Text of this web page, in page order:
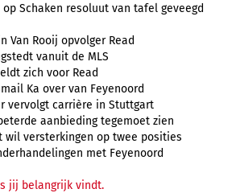
Schaken resoluut van tafel geveegd
Van Rooij opvolger Read
vanuit de MLS
zich voor Read
Ka over van Feyenoord
vervolgt carrière in Stuttgart
aanbieding tegemoet zien
wil versterkingen op twee posities
met Feyenoord
jij belangrijk vindt.